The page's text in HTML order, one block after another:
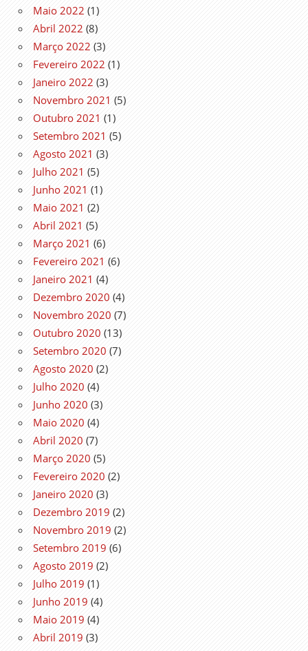
Maio 2022 (1)
Abril 2022 (8)
Março 2022 (3)
Fevereiro 2022 (1)
Janeiro 2022 (3)
Novembro 2021 (5)
Outubro 2021 (1)
Setembro 2021 (5)
Agosto 2021 (3)
Julho 2021 (5)
Junho 2021 (1)
Maio 2021 (2)
Abril 2021 (5)
Março 2021 (6)
Fevereiro 2021 (6)
Janeiro 2021 (4)
Dezembro 2020 (4)
Novembro 2020 (7)
Outubro 2020 (13)
Setembro 2020 (7)
Agosto 2020 (2)
Julho 2020 (4)
Junho 2020 (3)
Maio 2020 (4)
Abril 2020 (7)
Março 2020 (5)
Fevereiro 2020 (2)
Janeiro 2020 (3)
Dezembro 2019 (2)
Novembro 2019 (2)
Setembro 2019 (6)
Agosto 2019 (2)
Julho 2019 (1)
Junho 2019 (4)
Maio 2019 (4)
Abril 2019 (3)